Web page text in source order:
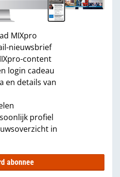
MIXpro
nieuwsbrief
content
login cadeau
en details van
profiel
in
abonnee